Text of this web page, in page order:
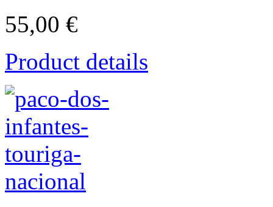
55,00 €
Product details